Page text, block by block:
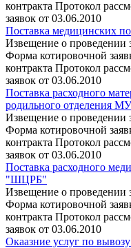
контракта Протокол
заявок от 03.06.2010
Поставка медицинских
Извещение о проведении
Форма котировочной
контракта Протокол
заявок от 03.06.2010
Поставка расходного
родильного отделения
Извещение о проведении
Форма котировочной
контракта Протокол
заявок от 03.06.2010
Поставка расходного
"ШЦРБ"
Извещение о проведении
Форма котировочной
контракта Протокол
заявок от 03.06.2010
Окаазние услуг по